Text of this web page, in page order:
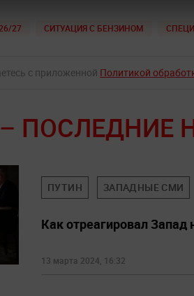
27 СИТУАЦИЯ С БЕНЗИНОМ
с приложенной Политикой
ПОСЛЕДНИЕ
ПУТИН ЗАПАДНЫЕ СМИ
Как отреагировал
13 марта 2024, 16:32